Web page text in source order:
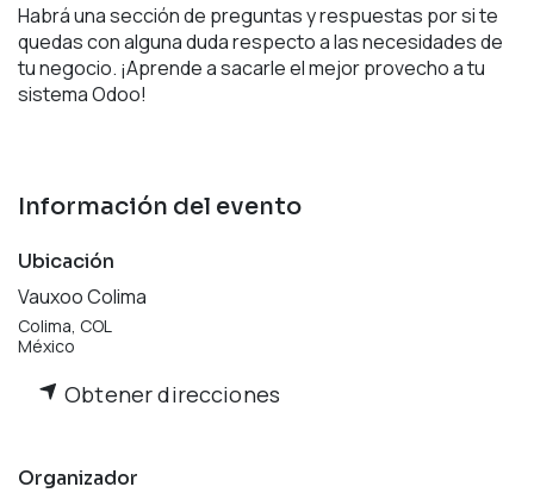
Habrá una sección de preguntas y respuestas por si te
quedas con alguna duda respecto a las necesidades de
tu negocio. ¡Aprende a sacarle el mejor provecho a tu
sistema Odoo!
Información del evento
Ubicación
Vauxoo Colima
Colima, COL
México
Obtener direcciones
Organizador